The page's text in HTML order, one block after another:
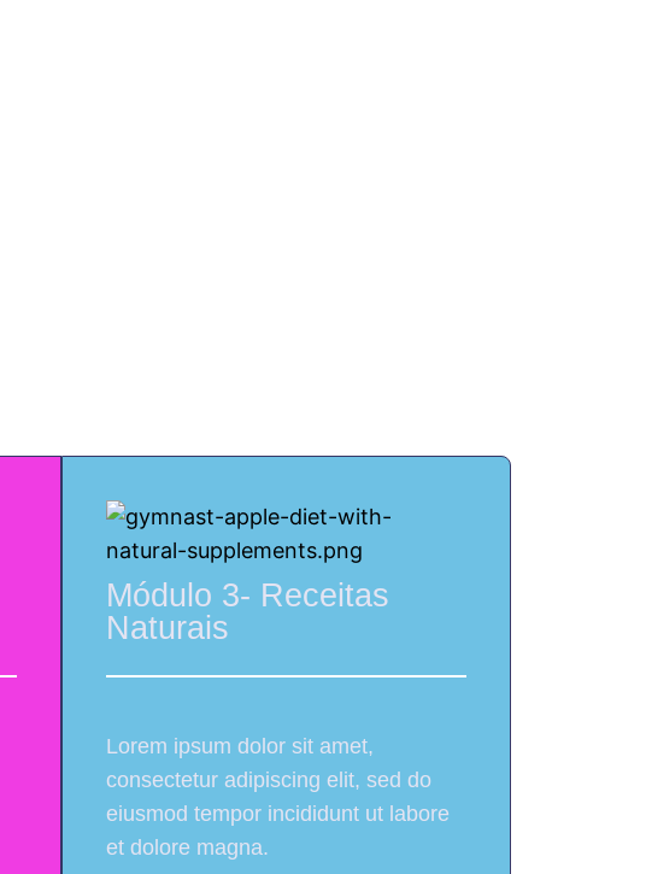
Módulo 3- Receitas
Naturais
Lorem ipsum dolor sit amet,
consectetur adipiscing elit, sed do
eiusmod tempor incididunt ut labore
et dolore magna.